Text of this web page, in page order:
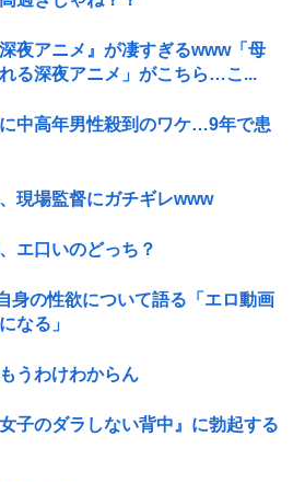
夜アニメ』が凄すぎるwww「母
る深夜アニメ」がこちら…こ...
中高年男性殺到のワケ…9年で患
現場監督にガチギレwww
エ口いのどっち？
身の性欲について語る「エロ動画
なる」
うわけわからん
子のダラしない背中』に勃起する